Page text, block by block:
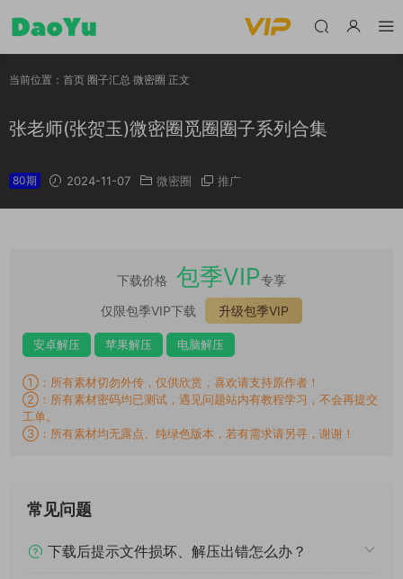
当前位置： 首页 圈子汇总 微密圈 正文
张老师(张贺玉)微密圈觅圈圈子系列合集
80期 2024-11-07 微密圈 推广
下载价格 包季VIP专享
仅限包季VIP下载
升级包季VIP
安卓解压 苹果解压 电脑解压
①：所有素材切勿外传，仅供欣赏，喜欢请支持原作者！
②：所有素材密码均已测试，遇见问题站内有教程学习，不会再提交
工单。
③：所有素材均无露点、纯绿色版本，若有需求请另寻，谢谢！
常见问题
下载后提示文件损坏、解压出错怎么办？